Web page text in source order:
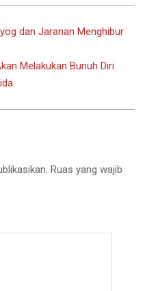
dan Jaranan Menghibur
Melakukan Bunuh Diri
Ruas yang wajib